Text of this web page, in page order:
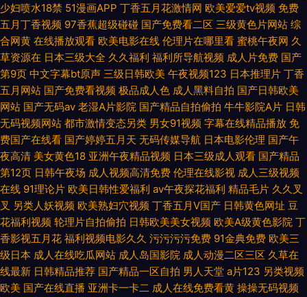
少妇喷水18禁 51漫画APP 丁香五月花激情网 欧美爱爱tv视频 免费
五月丁香视频 97香蕉超级碰碰 国产免费看二区 三级黄色片网站 综
合网黄 在线播放观看 欧美电影在线 伦理片在哪里看 蜜桃午夜网 久
草资源在 日本三级大全 久久福利 福利所导航视频 成人片免费 国产
第9页 中文字幕bt原声 三级日韩欧美 午夜视频123 日本推理片 丁香
五月网站 国产免费看视频 极品成人色 成人黑料自拍 国产日韩欧美
网站 国产无码av 老湿A片影院 国产精品自拍偷拍 牛牛影院A片 日韩
无码视频网站 都市激情变态另类 男女91视频 字幕在线精品播放 免
费国产在线看 国产婷婷五月天 无码传媒导航 日本电影伦理 国产午
夜高清 美女黄色18 亚洲午夜精品视频 日本三级成人观看 国产精品
第12页 日韩午夜场 成人视频高清免费 伦理在线影视 成人三级视频
在线 91理论片 欧美日韩性爱福利 av午夜探花福利 精品毛片 久久叉
叉 另类人妖视频 欧美熟妇穴视频 丁香五月V国产 日韩黄色网址 豆
花福利视频 轮理片自拍偷拍 日韩欧美美女视频 欧美A级黄色影院 丁
香影视五月花 福利视频电影久久 污污污污免费 91金典免费 欧美三
级日本 成人在线吃瓜网站 成人岛国影院 成人动漫二区三区 久草在
线最新 日韩精品推荐 国产精品一区自拍 男人天堂 a片123 另类视频
欧美 国产在线直播 亚洲卡一卡二 成人在线免费看黄 操操无码视频